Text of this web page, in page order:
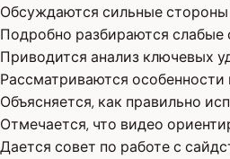
Обсуждаются сильные
Подробно разбираются слабые
Приводится анализ ключевых
Рассматриваются особенности
Объясняется, как правильно
Отмечается, что видео
Дается совет по работе с